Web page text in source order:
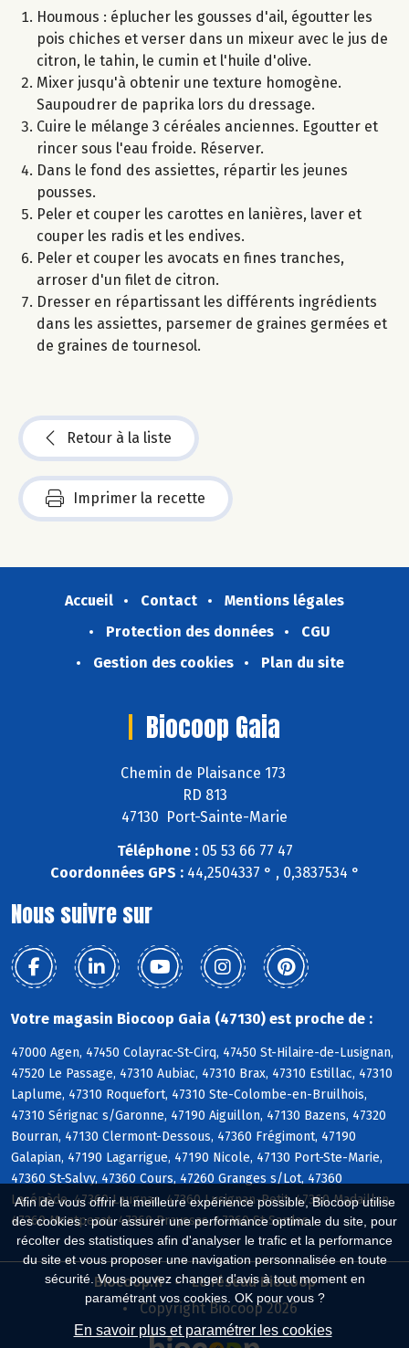
Afin de vous offrir la meilleure expérience possible, Biocoop utilise
des cookies : pour assurer une performance optimale du site, pour
récolter des statistiques afin d'analyser le trafic et la performance
du site et vous proposer une navigation personnalisée en toute
sécurité. Vous pouvez changer d'avis à tout moment en
paramétrant vos cookies. OK pour vous ?
En savoir plus et paramétrer les cookies
Houmous : éplucher les gousses d'ail, égoutter les
pois chiches et verser dans un mixeur avec le jus de
citron, le tahin, le cumin et l'huile d'olive.
Mixer jusqu'à obtenir une texture homogène.
Saupoudrer de paprika lors du dressage.
Cuire le mélange 3 céréales anciennes. Egoutter et
rincer sous l'eau froide. Réserver.
Dans le fond des assiettes, répartir les jeunes
pousses.
Peler et couper les carottes en lanières, laver et
couper les radis et les endives.
Peler et couper les avocats en fines tranches,
arroser d'un filet de citron.
Dresser en répartissant les différents ingrédients
dans les assiettes, parsemer de graines germées et
de graines de tournesol.
Retour à la liste
Imprimer la recette
Accueil Contact
Mentions légales
Protection des données
CGU
Gestion des cookies
Plan du site
Biocoop Gaia
Chemin de Plaisance 173
RD 813
47130 Port-Sainte-Marie
Téléphone :05 53 66 77 47
Coordonnées GPS :44,2504337 ° , 0,3837534 °
Nous suivre sur
Votre magasin Biocoop Gaia (47130) est proche de :
47000 Agen, 47450 Colayrac-St-Cirq, 47450 St-Hilaire-de-Lusignan,
47520 Le Passage, 47310 Aubiac, 47310 Brax, 47310 Estillac, 47310
Laplume, 47310 Roquefort, 47310 Ste-Colombe-en-Bruilhois,
47310 Sérignac s/Garonne, 47190 Aiguillon, 47130 Bazens, 47320
Bourran, 47130 Clermont-Dessous, 47360 Frégimont, 47190
Galapian, 47190 Lagarrigue, 47190 Nicole, 47130 Port-Ste-Marie,
47360 St-Salvy, 47360 Cours, 47260 Granges s/Lot, 47360
Lacépède, 47360 Laugnac, 47360 Lusignan-Petit, 47360 Madaillan,
47360 Montpezat, 47360 Prayssas, 47360 St-Sardos
Biocoop.fr
Le réseau Biocoop
Copyright Biocoop 2026